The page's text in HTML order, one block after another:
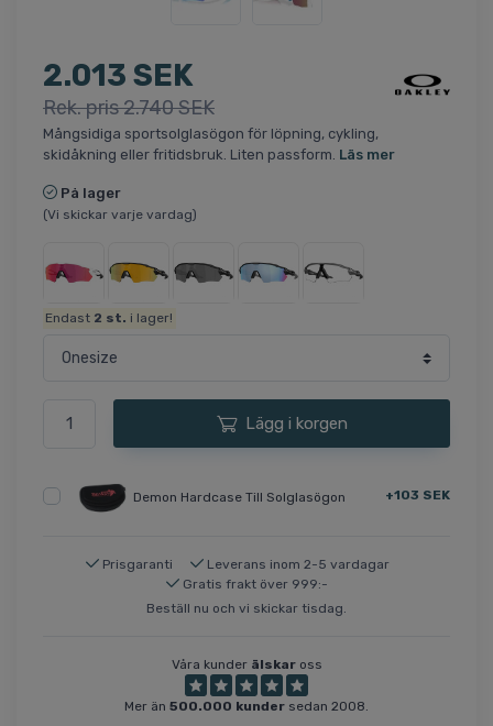
2.013 SEK
Rek. pris 2.740 SEK
Mångsidiga sportsolglasögon för löpning, cykling,
skidåkning eller fritidsbruk. Liten passform. Läs mer
På lager
(Vi skickar varje vardag)
Endast 2 st. i lager!
Lägg i korgen
Demon Hardcase Till Solglasögon +103 SEK
Prisgaranti
Leverans inom 2-5 vardagar
Gratis frakt över 999:-
Beställ nu och vi skickar tisdag.
Våra kunder älskaross
Mer än 500.000 kunder sedan 2008.